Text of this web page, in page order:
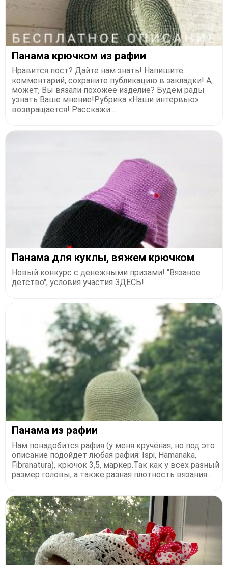
Панама крючком из рафии
Нравится пост? Дайте нам знать! Напишите
комментарий, сохраните публикацию в закладки! А,
может, Вы вязали похожее изделие? Будем рады
узнать Ваше мнение!Рубрика «Наши интервью»
возвращается! Расскажи...
Панама для куклы, вяжем крючком
Новый конкурс с денежными призами! "Вязаное
детство", условия участия ЗДЕСЬ!
Панама из рафии
Нам понадобится рафия (у меня кручёная, но под это
описание подойдет любая рафия: Ispi, Hamanaka,
Fibranatura), крючок 3,5, маркер.Так как у всех разный
размер головы, а также разная плотность вязания...